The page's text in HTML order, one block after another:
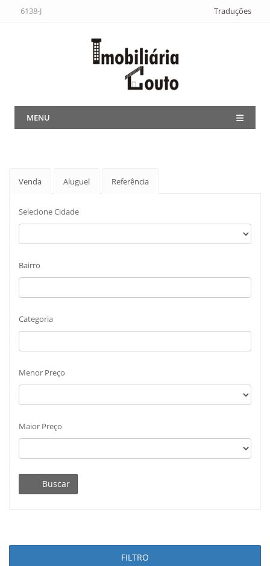
6138-J Traduções
MENU
Venda Aluguel Referência
Selecione Cidade
Bairro
Categoria
Menor Preço
Maior Preço
Buscar
FILTRO